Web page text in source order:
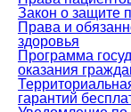
Закон о защите
Права и
здоровья
Программа
оказания
гарантий